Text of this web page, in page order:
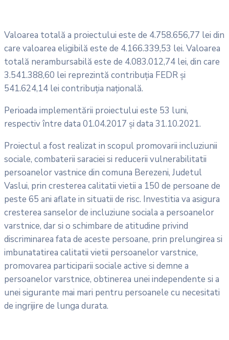
Valoarea totală a proiectului este de 4.758.656,77 lei din
care valoarea eligibilă este de 4.166.339,53 lei. Valoarea
totală nerambursabilă este de 4.083.012,74 lei, din care
3.541.388,60 lei reprezintă contribuţia FEDR și
541.624,14 lei contribuția națională.
Perioada implementării proiectului este 53 luni,
respectiv între data 01.04.2017 şi data 31.10.2021.
Proiectul a fost realizat in scopul promovarii incluziunii
sociale, combaterii saraciei si reducerii vulnerabilitatii
persoanelor vastnice din comuna Berezeni, Judetul
Vaslui, prin cresterea calitatii vietii a 150 de persoane de
peste 65 ani aflate in situatii de risc. Investitia va asigura
cresterea sanselor de incluziune sociala a persoanelor
varstnice, dar si o schimbare de atitudine privind
discriminarea fata de aceste persoane, prin prelungirea si
imbunatatirea calitatii vietii persoanelor varstnice,
promovarea participarii sociale active si demne a
persoanelor varstnice, obtinerea unei independente si a
unei sigurante mai mari pentru persoanele cu necesitati
de ingrijire de lunga durata.